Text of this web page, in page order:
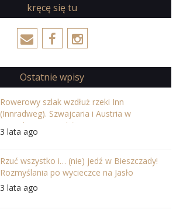
kręcę się tu
Ostatnie wpisy
Rowerowy szlak wzdłuż rzeki Inn
(Innradweg). Szwajcaria i Austria w
najpiękniejszej odsłonie
3 lata ago
Rzuć wszystko i… (nie) jedź w Bieszczady!
Rozmyślania po wycieczce na Jasło
3 lata ago